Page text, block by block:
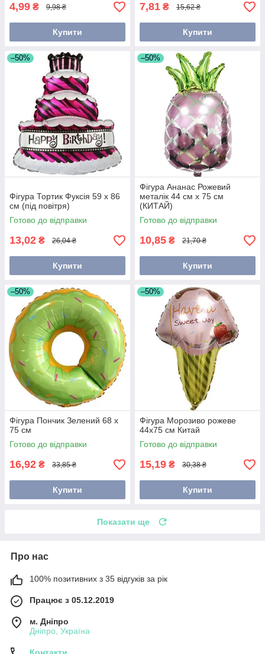
4,99 ₴ 9,98 ₴
Купити
7,81 ₴ 15,62 ₴
Купити
–50%
Фігура Тортик Фуксія 59 х 86
см (під повітря)
Готово до відправки
13,02 ₴ 26,04 ₴
Купити
–50%
Фігура Ананас Рожевий
металік 44 см х 75 см
(КИТАЙ)
Готово до відправки
10,85 ₴ 21,70 ₴
Купити
–50%
Фігура Пончик Зелений 68 х
75 см
Готово до відправки
16,92 ₴ 33,85 ₴
Купити
–50%
Фігура Морозиво рожеве
44х75 см Китай
Готово до відправки
15,19 ₴ 30,38 ₴
Купити
Показати ще
Про нас
100% позитивних з 35 відгуків за рік
Працює з 05.12.2019
м. Дніпро
Дніпро, Україна